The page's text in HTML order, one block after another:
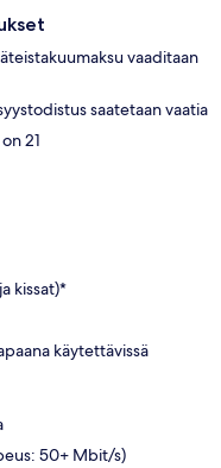
vaaditaan
saatetaan vaatia
21
kissat)*
käytettävissä
50+ Mbit/s)